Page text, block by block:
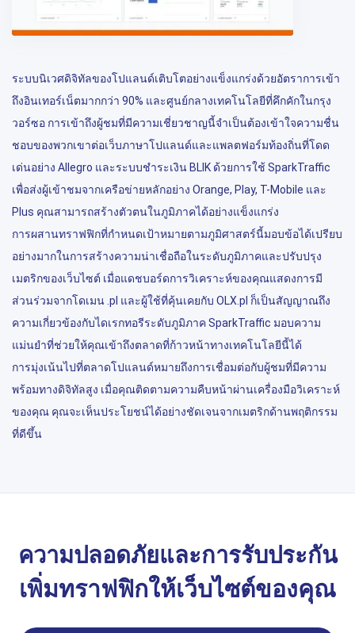
ระบบนิเวศดิจิทัลของโปแลนด์เติบโตอย่างแข็งแกร่งด้วยอัตราการเข้า
ถึงอินเทอร์เน็ตมากกว่า 90% และศูนย์กลางเทคโนโลยีที่คึกคักในกรุง
วอร์ซอ การเข้าถึงผู้ชมที่มีความเชี่ยวชาญนี้จำเป็นต้องเข้าใจความชื่น
ชอบของพวกเขาต่อเว็บภาษาโปแลนด์และแพลตฟอร์มท้องถิ่นที่โดด
เด่นอย่าง Allegro และระบบชำระเงิน BLIK ด้วยการใช้ SparkTraffic
เพื่อส่งผู้เข้าชมจากเครือข่ายหลักอย่าง Orange, Play, T-Mobile และ
Plus คุณสามารถสร้างตัวตนในภูมิภาคได้อย่างแข็งแกร่ง
การผสานทราฟฟิกที่กำหนดเป้าหมายตามภูมิศาสตร์นี้มอบข้อได้เปรียบ
อย่างมากในการสร้างความน่าเชื่อถือในระดับภูมิภาคและปรับปรุง
เมตริกของเว็บไซต์ เมื่อแดชบอร์ดการวิเคราะห์ของคุณแสดงการมี
ส่วนร่วมจากโดเมน .pl และผู้ใช้ที่คุ้นเคยกับ OLX.pl ก็เป็นสัญญาณถึง
ความเกี่ยวข้องกับไดเรกทอรีระดับภูมิภาค SparkTraffic มอบความ
แม่นยำที่ช่วยให้คุณเข้าถึงตลาดที่ก้าวหน้าทางเทคโนโลยีนี้ได้
การมุ่งเน้นไปที่ตลาดโปแลนด์หมายถึงการเชื่อมต่อกับผู้ชมที่มีความ
พร้อมทางดิจิทัลสูง เมื่อคุณติดตามความคืบหน้าผ่านเครื่องมือวิเคราะห์
ของคุณ คุณจะเห็นประโยชน์ได้อย่างชัดเจนจากเมตริกด้านพฤติกรรม
ที่ดีขึ้น
ความปลอดภัยและการรับประกัน
เพิ่มทราฟฟิกให้เว็บไซต์ของคุณ